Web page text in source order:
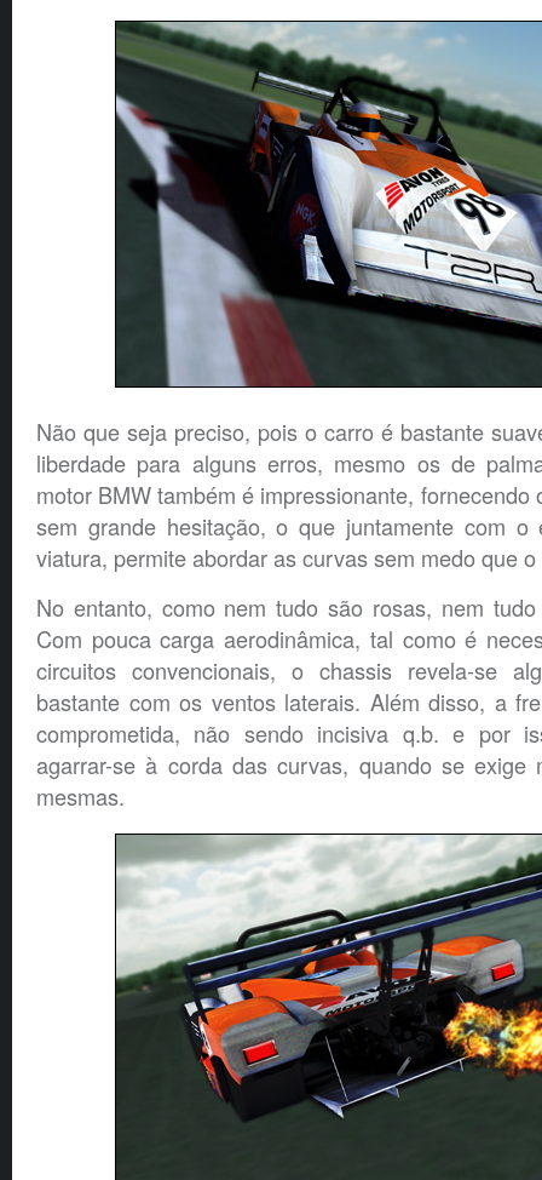
Não que seja preciso, pois o carro é bastante
liberdade para alguns erros, mesmo os de
motor BMW também é impressionante, fornecendo
sem grande hesitação, o que juntamente com o
viatura, permite abordar as curvas sem medo que
No entanto, como nem tudo são rosas, nem
Com pouca carga aerodinâmica, tal como é
circuitos convencionais, o chassis revela-se
bastante com os ventos laterais. Além disso, a
comprometida, não sendo incisiva q.b. e por
agarrar-se à corda das curvas, quando se exige
mesmas.